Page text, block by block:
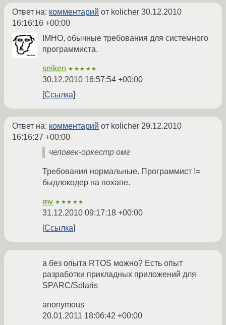
Ответ на: комментарий от kolicher 30.12.2010
16:16:16 +00:00
IMHO, обычные требования для системного
программиста.
seiken ★★★★★
30.12.2010 16:57:54 +00:00
Ссылка
Ответ на: комментарий от kolicher 29.12.2010
16:16:27 +00:00
человек-оркестр омг
Требования нормальные. Программист !=
быдлокодер на похапе.
mv ★★★★★
31.12.2010 09:17:18 +00:00
Ссылка
а без опыта RTOS можно? Есть опыт
разработки прикладных приложений для
SPARC/Solaris
anonymous
20.01.2011 18:06:42 +00:00